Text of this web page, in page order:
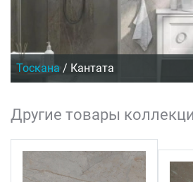
Тоскана / Кантата
Другие товары